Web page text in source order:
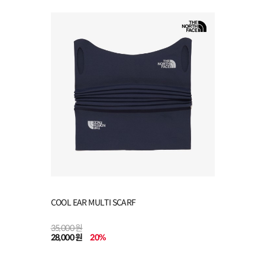
COOL EAR MULTI SCARF
35,000 원
28,000 원
20%